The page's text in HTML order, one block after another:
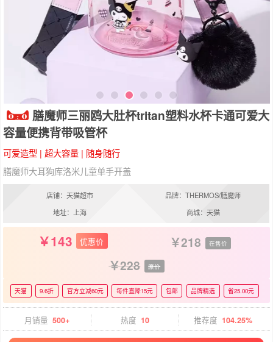
膳魔师三丽鸥大肚杯tritan塑料水杯卡通可爱大
容量便携背带吸管杯
可爱造型 | 超大容量 | 随身随行
膳魔师大耳狗库洛米儿童单手开盖
店铺：天猫超市
品牌：THERMOS/膳魔师
地址：上海
商城：天猫
143 优惠价 218 在售价
228 原价
天猫 9.6折 官方立减60元 每件直降15元 包邮 品牌精选 省25.00元
月销量 500+ 热度 10 推荐度 104.25%